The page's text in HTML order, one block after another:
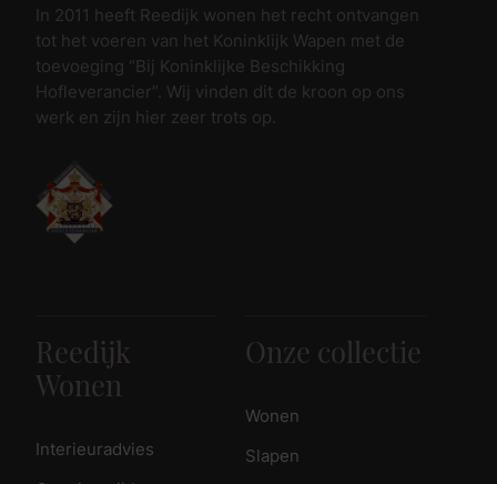
In 2011 heeft Reedijk wonen het recht ontvangen
tot het voeren van het Koninklijk Wapen met de
toevoeging “Bij Koninklijke Beschikking
Hofleverancier”. Wij vinden dit de kroon op ons
werk en zijn hier zeer trots op.
Reedijk
Wonen
Interieuradvies
Onze collectie
Wonen
Slapen